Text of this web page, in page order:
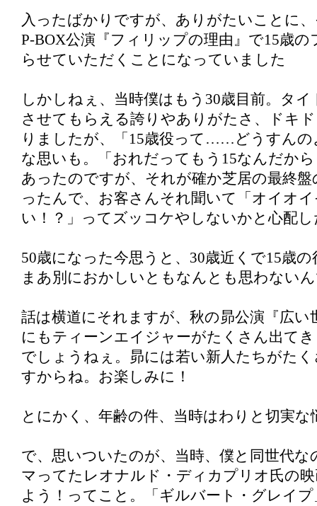
入ったばかりですが、ありがたいことに
P-BOX公演『フィリップの理由』で15歳
らせていただくことになっていました
しかしねぇ、当時僕はもう30歳目前。タ
させてもらえる誇りやありがたさ、ドキ
りましたが、「15歳役って……どうすんの
な思いも。「おれだってもう15なんだか
あったのですが、それが確か芝居の最終
ったんで、お客さんそれ聞いて「オイオ
い！？」ってズッコケやしないかと心配
50歳になった今思うと、30歳近くで15歳
まあ別におかしいともなんとも思わない
話は横道にそれますが、秋の昴公演『広い
にもティーンエイジャーがたくさん出て
でしょうねぇ。昴には若い新人たちがた
すからね。お楽しみに！
とにかく、年齢の件、当時はわりと切実
で、思いついたのが、当時、僕と同世代な
マってたレオナルド・ディカプリオ氏の
よう！ってこと。「ギルバート・グレイ